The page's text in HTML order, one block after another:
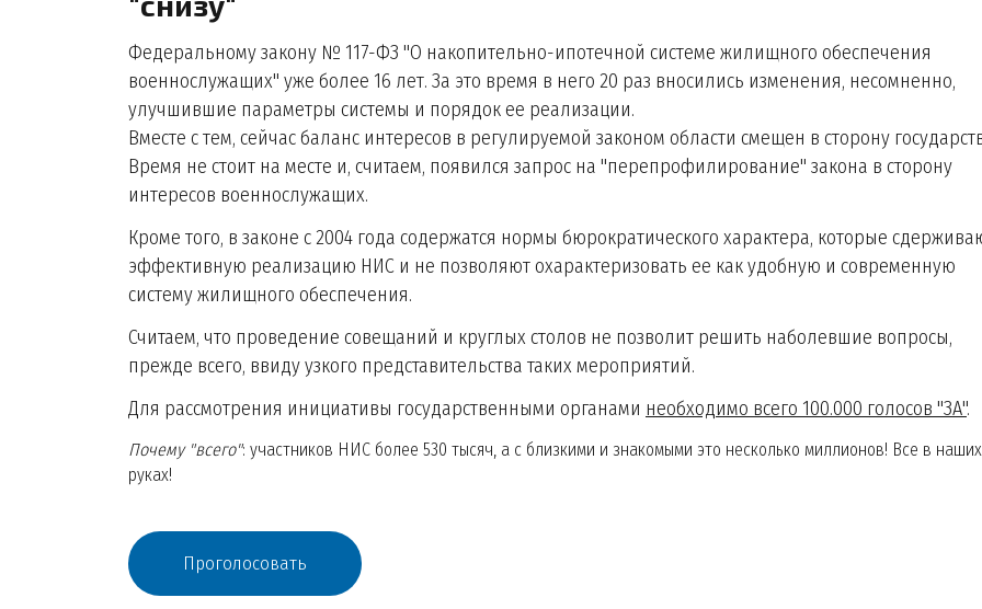
Федеральному закону № 117-ФЗ "О накопительно-ипотечной системе жилищного обеспечения
военнослужащих" уже более 16 лет. За это время в него 20 раз вносились изменения, несомненно,
улучшившие параметры системы и порядок ее реализации.
Вместе с тем, сейчас баланс интересов в регулируемой законом области смещен в сторону
Время не стоит на месте и, считаем, появился запрос на "перепрофилирование" закона в сторону
интересов военнослужащих.
Кроме того, в законе с 2004 года содержатся нормы бюрократического характера, которые
эффективную реализацию НИС и не позволяют охарактеризовать ее как удобную и современную
систему жилищного обеспечения.
Считаем, что проведение совещаний и круглых столов не позволит решить наболевшие вопросы,
прежде всего, ввиду узкого представительства таких мероприятий.
Для рассмотрения инициативы государственными органами необходимо всего 100.000 голосов "ЗА".
Почему "всего": участников НИС более 530 тысяч, а с близкими и знакомыми это несколько миллионов! Все в наших
руках!
Проголосовать